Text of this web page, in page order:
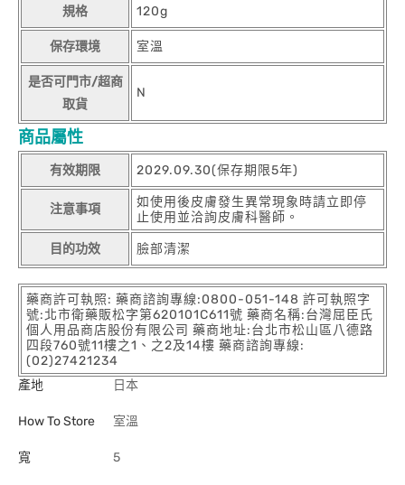
規格 120g
保存環境 室溫
是否可門市/超商
取貨
N
商品屬性
有效期限 2029.09.30(保存期限5年)
注意事項
如使用後皮膚發生異常現象時請立即停
止使用並洽詢皮膚科醫師。
目的功效 臉部清潔
藥商許可執照: 藥商諮詢專線:0800-051-148 許可執照字
號:北市衛藥販松字第620101C611號 藥商名稱:台灣屈臣氏
個人用品商店股份有限公司 藥商地址:台北市松山區八德路
四段760號11樓之1、之2及14樓 藥商諮詢專線:
(02)27421234
產地
日本
How To Store 室溫
寬 5